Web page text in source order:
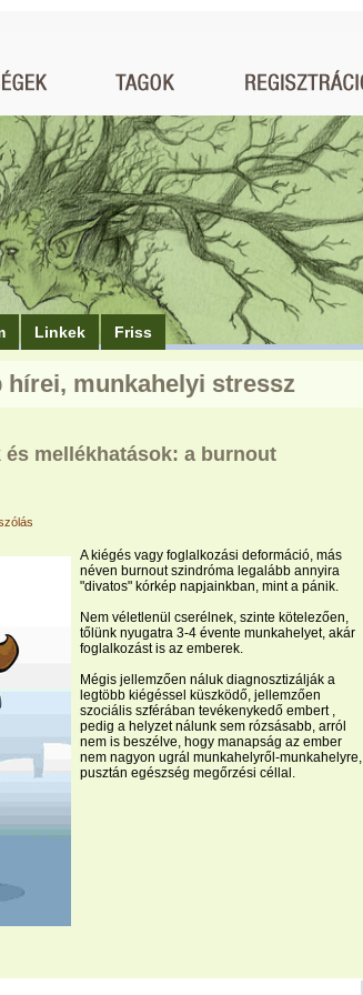
Linkek Friss
hírei, munkahelyi stressz
mellékhatások: a burnout
A kiégés vagy foglalkozási deformáció, más
néven burnout szindróma legalább annyira
"divatos" kórkép napjainkban, mint a pánik.
Nem véletlenül cserélnek, szinte kötelezően,
tőlünk nyugatra 3-4 évente munkahelyet, akár
foglalkozást is az emberek.
Mégis jellemzően náluk diagnosztizálják a
legtöbb kiégéssel küszködő, jellemzően
szociális szférában tevékenykedő embert ,
pedig a helyzet nálunk sem rózsásabb, arról
nem is beszélve, hogy manapság az ember
nem nagyon ugrál munkahelyről-munkahelyre,
pusztán egészség megőrzési céllal.